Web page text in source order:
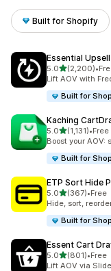
Built for Shopify
Essential
5.0เต็ม 5 ดาว
(2,200)
ทั้งหมด 2200 รีวิว
•
Lift AOV with
Built for
Kaching
5.0เต็ม 5 ดาว
(1,131)
ทั้งหมด 1131 รีวิว
•
Boost your
Built for
ETP Sort Hide
5.0เต็ม 5 ดาว
(367)
ทั้งหมด 367 รีวิว
•Free
Hide, sort,
Built for
Essent Cart
5.0เต็ม 5 ดาว
(801)
ทั้งหมด 801 รีวิว
•Free
Lift AOV via